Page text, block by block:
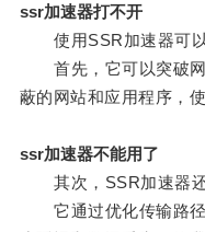
ssr加速器打不开
使用SSR加速器可以
首先，它可以突破网
蔽的网站和应用程序，
ssr加速器不能用了
其次，SSR加速器还
它通过优化传输路径